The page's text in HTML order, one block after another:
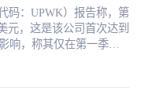
，比 2021年增加了三
服务，如计算机编程，
求更好的目标感是其他
季度的订阅收入为13.53
1年来历史新低。主要是
码：UPWK）报告称，第
元，这是该公司首次达到
响，称其仅在第一季度
。 Upwork还